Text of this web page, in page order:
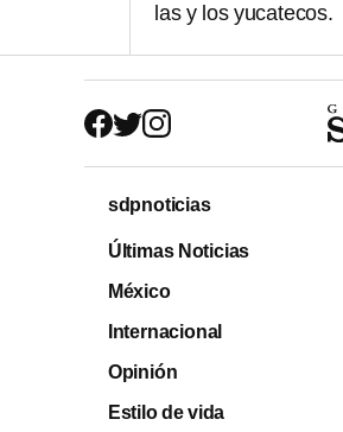
las y los yucatecos.
sdpnoticias
Últimas Noticias
México
Internacional
Opinión
Estilo de vida